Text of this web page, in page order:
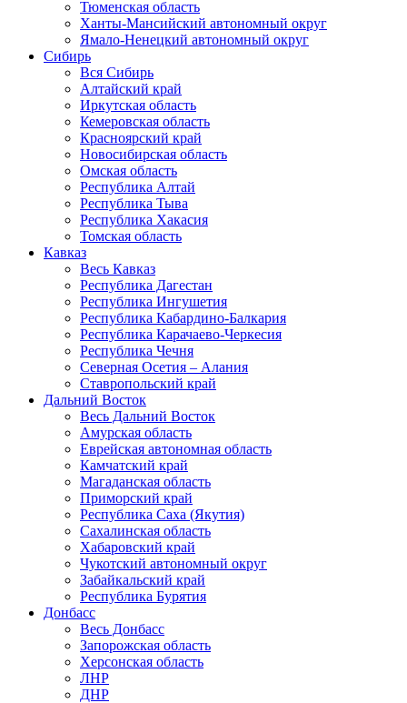
Тюменская область
Ханты-Мансийский автономный округ
Ямало-Ненецкий автономный округ
Сибирь
Вся Сибирь
Алтайский край
Иркутская область
Кемеровская область
Красноярский край
Новосибирская область
Омская область
Республика Алтай
Республика Тыва
Республика Хакасия
Томская область
Кавказ
Весь Кавказ
Республика Дагестан
Республика Ингушетия
Республика Кабардино-Балкария
Республика Карачаево-Черкесия
Республика Чечня
Северная Осетия – Алания
Ставропольский край
Дальний Восток
Весь Дальний Восток
Амурская область
Еврейская автономная область
Камчатский край
Магаданская область
Приморский край
Республика Саха (Якутия)
Сахалинская область
Хабаровский край
Чукотский автономный округ
Забайкальский край
Республика Бурятия
Донбасс
Весь Донбасс
Запорожская область
Херсонская область
ЛНР
ДНР